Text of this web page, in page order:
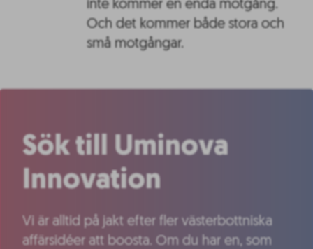
inte kommer en enda motgång.
Och det kommer både stora och
små motgångar.
Sök till Uminova
Innovation
Vi är alltid på jakt efter fler västerbottniska
affärsidéer att boosta. Om du har en, som